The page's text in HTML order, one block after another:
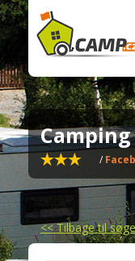
/
<<Tilbage til